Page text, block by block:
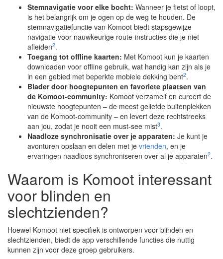
Stemnavigatie voor elke bocht: Wanneer je fietst of loopt,
is het belangrijk om je ogen op de weg te houden. De
stemnavigatiefunctie van Komoot biedt stapsgewijze
navigatie voor nauwkeurige route-instructies die je niet
afleiden2.
Toegang tot offline kaarten: Met Komoot kun je kaarten
downloaden voor offline gebruik, wat handig kan zijn als je
in een gebied met beperkte mobiele dekking bent2.
Blader door hoogtepunten en favoriete plaatsen van
de Komoot-community: Komoot verzamelt en cureert de
nieuwste hoogtepunten – de meest geliefde buitenplekken
van de Komoot-community – en levert deze rechtstreeks
aan jou, zodat je nooit een must-see mist3.
Naadloze synchronisatie over je apparaten: Je kunt je
avonturen opslaan en delen met je vrienden, en je
ervaringen naadloos synchroniseren over al je apparaten2.
Waarom is Komoot interessant
voor blinden en
slechtzienden?
Hoewel Komoot niet specifiek is ontworpen voor blinden en
slechtzienden, biedt de app verschillende functies die nuttig
kunnen zijn voor deze groep gebruikers.